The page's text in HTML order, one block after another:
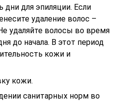
для эпиляции. Если
удаление волос –
удаляйте волосы во время
до начала. В этот период
кожи и
кожи.
санитарных норм во